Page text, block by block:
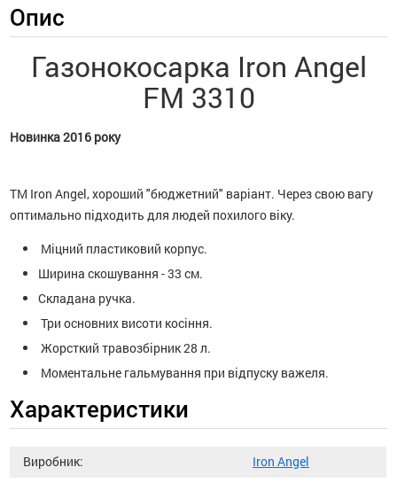
Опис
Газонокосарка Iron Angel
FM 3310
Новинка 2016 року
ТМ Iron Angel, хороший "бюджетний" варіант. Через свою вагу
оптимально підходить для людей похилого віку.
Міцний пластиковий корпус.
Ширина скошування - 33 см.
Складана ручка.
Три основних висоти косіння.
Жорсткий травозбірник 28 л.
Моментальне гальмування при відпуску важеля.
Характеристики
Виробник: Iron Angel